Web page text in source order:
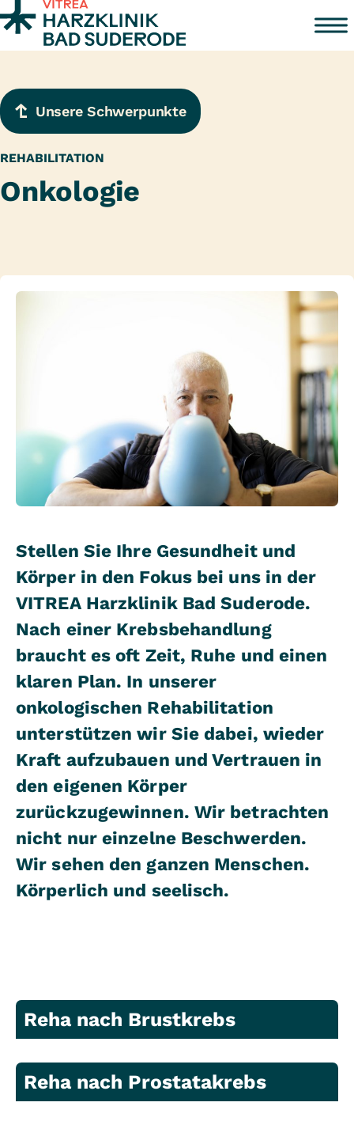
Zum Inhalt springen
Unsere Schwerpunkte
REHABILITATION
Onkologie
Stellen Sie Ihre Gesundheit und
Körper in den Fokus bei uns in der
VITREA Harzklinik Bad Suderode.
Nach einer Krebsbehandlung
braucht es oft Zeit, Ruhe und einen
klaren Plan. In unserer
onkologischen Rehabilitation
unterstützen wir Sie dabei, wieder
Kraft aufzubauen und Vertrauen in
den eigenen Körper
zurückzugewinnen. Wir betrachten
nicht nur einzelne Beschwerden.
Wir sehen den ganzen Menschen.
Körperlich und seelisch.
Reha nach Brustkrebs
Reha nach Prostatakrebs